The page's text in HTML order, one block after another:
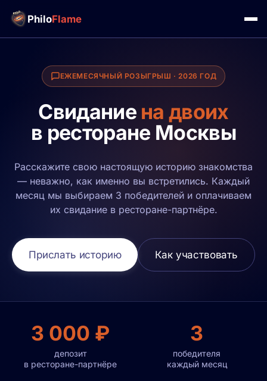
PhiloFlame
ЕЖЕМЕСЯЧНЫЙ РОЗЫГРЫШ · 2026 ГОД
Свидание на двоих
в ресторане Москвы
Расскажите свою настоящую историю знакомства
— неважно, как именно вы встретились. Каждый
месяц мы выбираем 3 победителей и оплачиваем
их свидание в ресторане-партнёре.
Прислать историю Как участвовать
3 000 ₽
депозит
в ресторане-партнёре
3
победителя
каждый месяц